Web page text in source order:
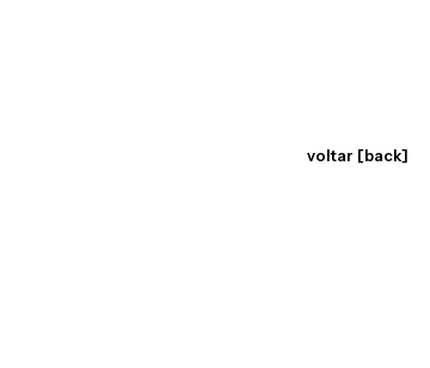
voltar [back]